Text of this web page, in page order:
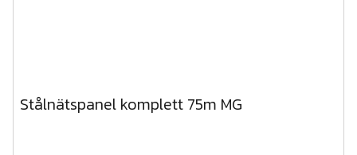
Stålnätspanel komplett 75m MG